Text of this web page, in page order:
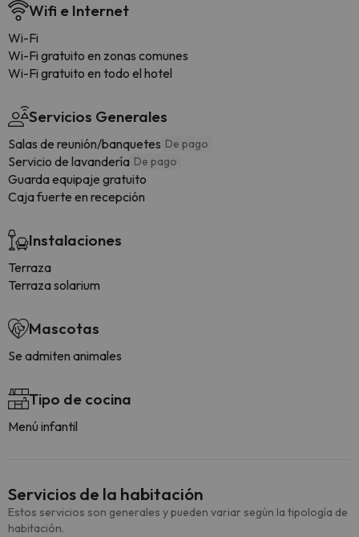
Wifi e Internet
Wi-Fi
Wi-Fi gratuito en zonas comunes
Wi-Fi gratuito en todo el hotel
Servicios Generales
Salas de reunión/banquetes De pago
Servicio de lavandería De pago
Guarda equipaje gratuito
Caja fuerte en recepción
Instalaciones
Terraza
Terraza solarium
Mascotas
Se admiten animales
Tipo de cocina
Menú infantil
Servicios de la habitación
Estos servicios son generales y pueden variar según la tipología de
habitación.